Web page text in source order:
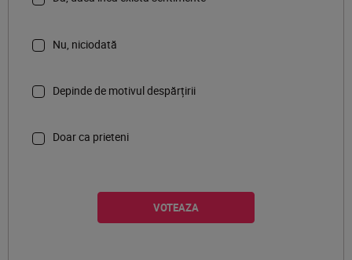
Nu, niciodată
Depinde de motivul despărțirii
Doar ca prieteni